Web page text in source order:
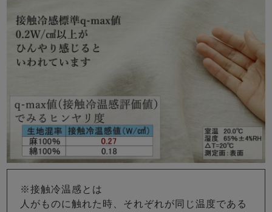
※接触冷温感とは
人がものに触れた時、それぞれが同じ温度である